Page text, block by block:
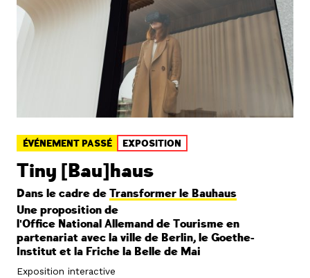
ÉVÉNEMENT PASSÉ EXPOSITION
Tiny [Bau]haus
Dans le cadre de Transformer le Bauhaus
Une proposition de
l'Office National Allemand de Tourisme en
partenariat avec la ville de Berlin, le Goethe-
Institut et la Friche la Belle de Mai
Exposition interactive